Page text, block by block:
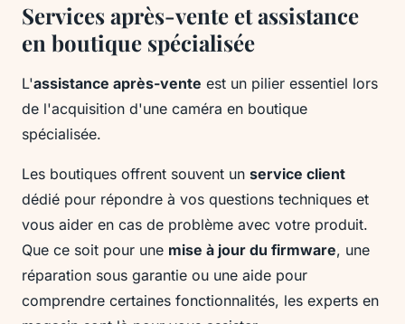
Services après-vente et assistance
en boutique spécialisée
L'assistance après-vente est un pilier essentiel lors
de l'acquisition d'une caméra en boutique
spécialisée.
Les boutiques offrent souvent un service client
dédié pour répondre à vos questions techniques et
vous aider en cas de problème avec votre produit.
Que ce soit pour une mise à jour du firmware, une
réparation sous garantie ou une aide pour
comprendre certaines fonctionnalités, les experts en